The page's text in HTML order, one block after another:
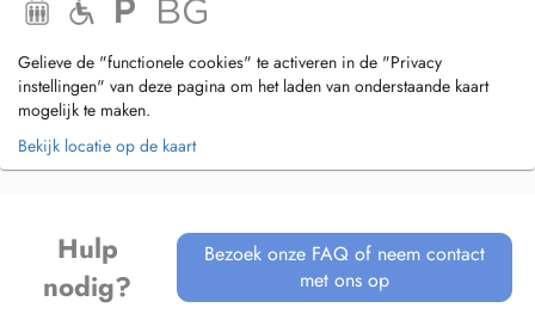
Gelieve de "functionele cookies" te activeren in de "Privacy
instellingen" van deze pagina om het laden van onderstaande kaart
mogelijk te maken.
Bekijk locatie op de kaart
Hulp
nodig?
Bezoek onze FAQ of neem contact
met ons op